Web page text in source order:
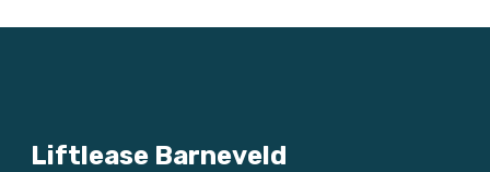
Liftlease Barneveld